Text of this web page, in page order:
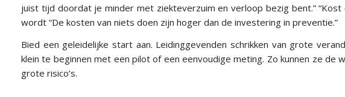
juist tijd doordat je minder met ziekteverzuim en verloop bezig bent.” “Kost
wordt “De kosten van niets doen zijn hoger dan de investering in preventie.”
Bied een geleidelijke start aan. Leidinggevenden schrikken van grote
klein te beginnen met een pilot of een eenvoudige meting. Zo kunnen ze de
grote risico’s.